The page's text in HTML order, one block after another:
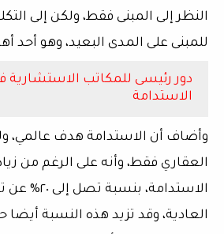
النظر إلى المبنى فقط، ولكن إلى
للمبنى على المدى البعيد، وهو أحد
دور رئيسى للمكاتب
الاستدامة
وأضاف أن الاستدامة هدف
العقاري فقط، وأنه على الرغم من
الاستدامة،
العادية، وقد تزيد هذه النسبة